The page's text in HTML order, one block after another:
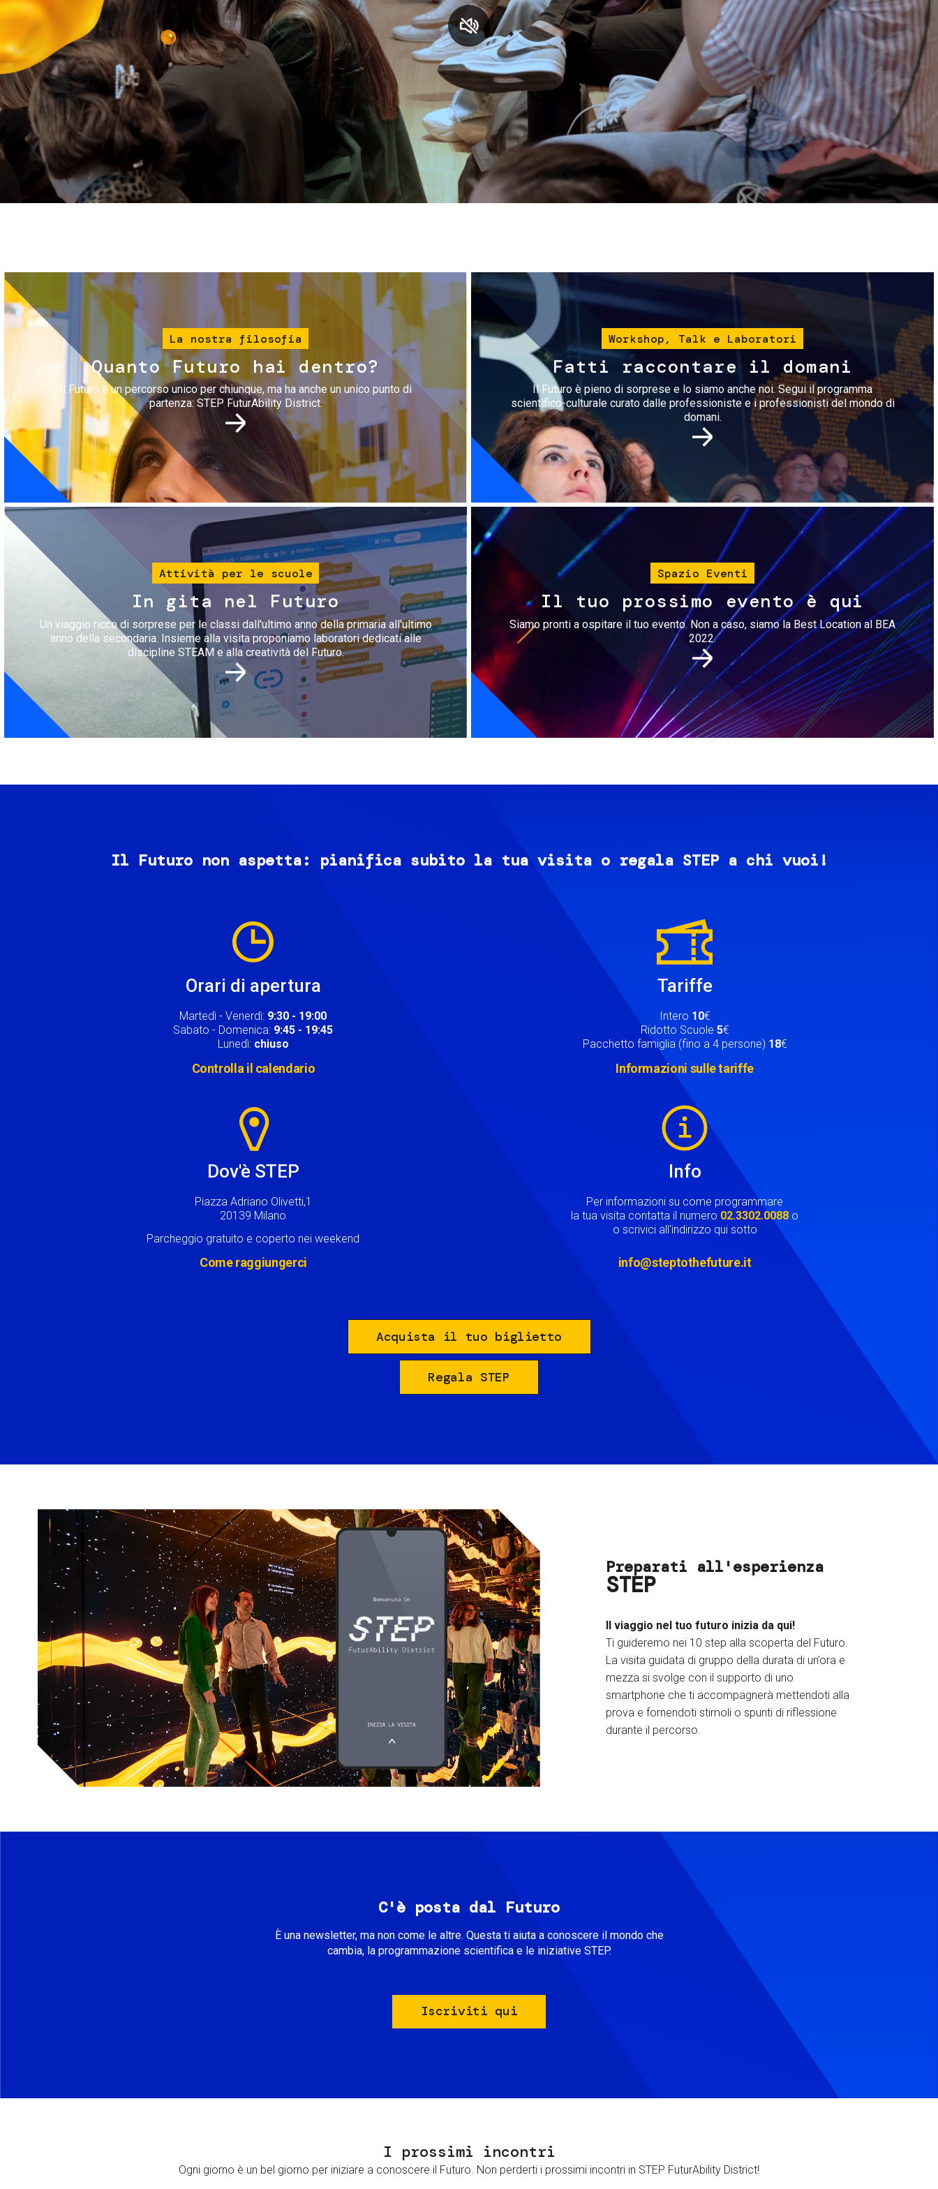
Servizi e accessibilità
Contatti
Biglietti
Immagine
La nostra filosofia
Quanto Futuro hai dentro?
Il Futuro è un percorso unico per chiunque, ma ha anche un unico punto di
partenza: STEP FuturAbility District.
Immagine
Workshop, Talk e Laboratori
Fatti raccontare il domani
Il Futuro è pieno di sorprese e lo siamo anche noi. Segui il programma
scientifico-culturale curato dalle professioniste e i professionisti del mondo di
domani.
Immagine
Attività per le scuole
In gita nel Futuro
Un viaggio ricco di sorprese per le classi dall'ultimo anno della primaria all'ultimo
anno della secondaria. Insieme alla visita proponiamo laboratori dedicati alle
discipline STEAM e alla creatività del Futuro.
Immagine
Spazio Eventi
Il tuo prossimo evento è qui
Siamo pronti a ospitare il tuo evento. Non a caso, siamo la Best Location al BEA
2022.
Il Futuro non aspetta: pianifica subito la tua visita o regala STEP a chi vuoi!
Orari di apertura
Martedì - Venerdì: 9:30 - 19:00
Sabato - Domenica: 9:45 - 19:45
Lunedì: chiuso
Controlla il calendario
Tariffe
Intero 10€
Ridotto Scuole 5€
Pacchetto famiglia (fino a 4 persone) 18€
Informazioni sulle tariffe
Dov'è STEP
Piazza Adriano Olivetti,1
20139 Milano
Parcheggio gratuito e coperto nei weekend
Come raggiungerci
Info
Per informazioni su come programmare
la tua visita contatta il numero 02.3302.0088 o
o scrivici all'indirizzo qui sotto
info@steptothefuture.it
Acquista il tuo biglietto
Regala STEP
Preparati all'esperienza
STEP
Il viaggio nel tuo futuro inizia da qui!
Ti guideremo nei 10 step alla scoperta del Futuro.
La visita guidata di gruppo della durata di un’ora e
mezza si svolge con il supporto di uno
smartphone che ti accompagnerà mettendoti alla
prova e fornendoti stimoli o spunti di riflessione
durante il percorso.
C'è posta dal Futuro
È una newsletter, ma non come le altre. Questa ti aiuta a conoscere il mondo che
cambia, la programmazione scientifica e le iniziative STEP.
Iscriviti qui
I prossimi incontri
Ogni giorno è un bel giorno per iniziare a conoscere il Futuro. Non perderti i prossimi incontri in STEP FuturAbility District!